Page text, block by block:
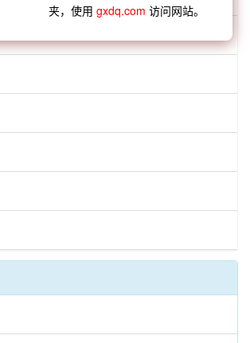
夹，使用gxdq.com 访问网站。